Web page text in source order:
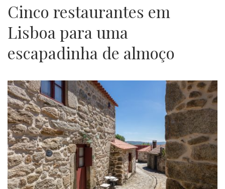
Cinco restaurantes em
Lisboa para uma
escapadinha de almoço